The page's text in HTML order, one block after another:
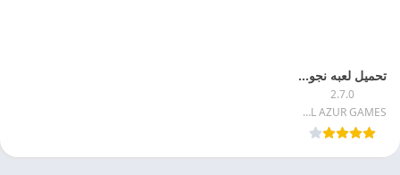
تحميل لعبه نجوم الدبابات 2025 Tank Stars مهكره اخر تحديث
2.7.0
CASUAL AZUR GAMES